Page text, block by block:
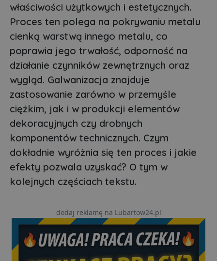
właściwości użytkowych i estetycznych.
Proces ten polega na pokrywaniu metalu
cienką warstwą innego metalu, co
poprawia jego trwałość, odporność na
działanie czynników zewnętrznych oraz
wygląd. Galwanizacja znajduje
zastosowanie zarówno w przemyśle
ciężkim, jak i w produkcji elementów
dekoracyjnych czy drobnych
komponentów technicznych. Czym
dokładnie wyróżnia się ten proces i jakie
efekty pozwala uzyskać? O tym w
kolejnych częściach tekstu.
dodaj reklamę na Lubartow24.pl